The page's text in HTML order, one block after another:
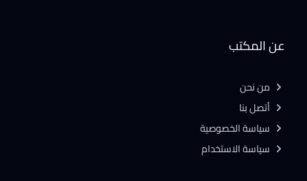
عن المكتب
من نحن
أتصل بنا
سياسة الخصوصية
سياسة الاستخدام